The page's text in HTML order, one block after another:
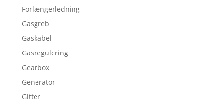
Forlængerledning
Gasgreb
Gaskabel
Gasregulering
Gearbox
Generator
Gitter